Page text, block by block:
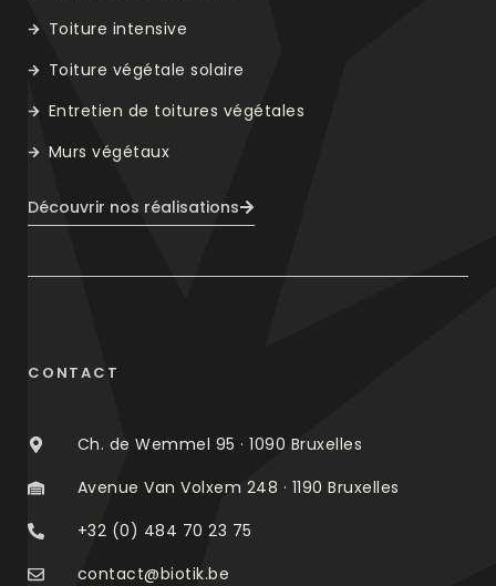
Toiture intensive
Toiture végétale solaire
Entretien de toitures végétales
Murs végétaux
Découvrir nos réalisations
CONTACT
Ch. de Wemmel 95 · 1090 Bruxelles
Avenue Van Volxem 248 · 1190 Bruxelles
+32 (0) 484 70 23 75
contact@biotik.be